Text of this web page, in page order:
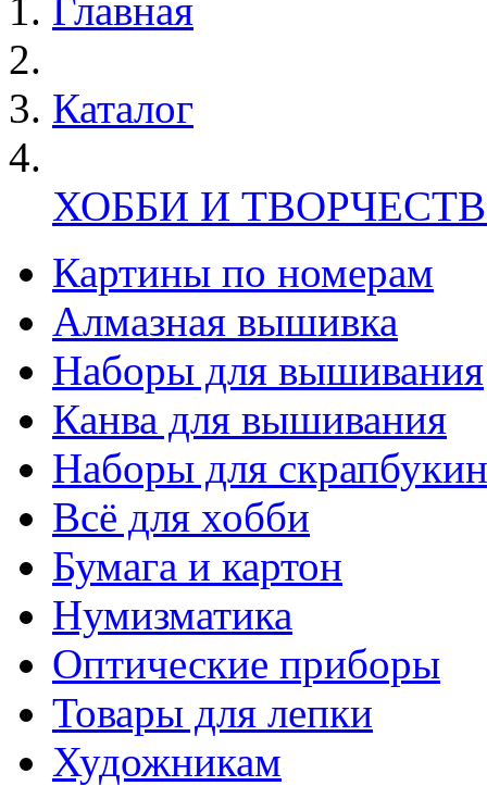
Главная
Каталог
ХОББИ И
Картины по номерам
Алмазная вышивка
Наборы для вышивания
Канва для вышивания
Наборы для
Всё для хобби
Бумага и картон
Нумизматика
Оптические приборы
Товары для лепки
Художникам